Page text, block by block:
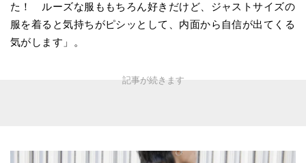
た！ ルーズな服ももちろん好きだけど、ジャストサイズの
服を着ると気持ちがピシッとして、内面から自信が出てくる
気がします」。